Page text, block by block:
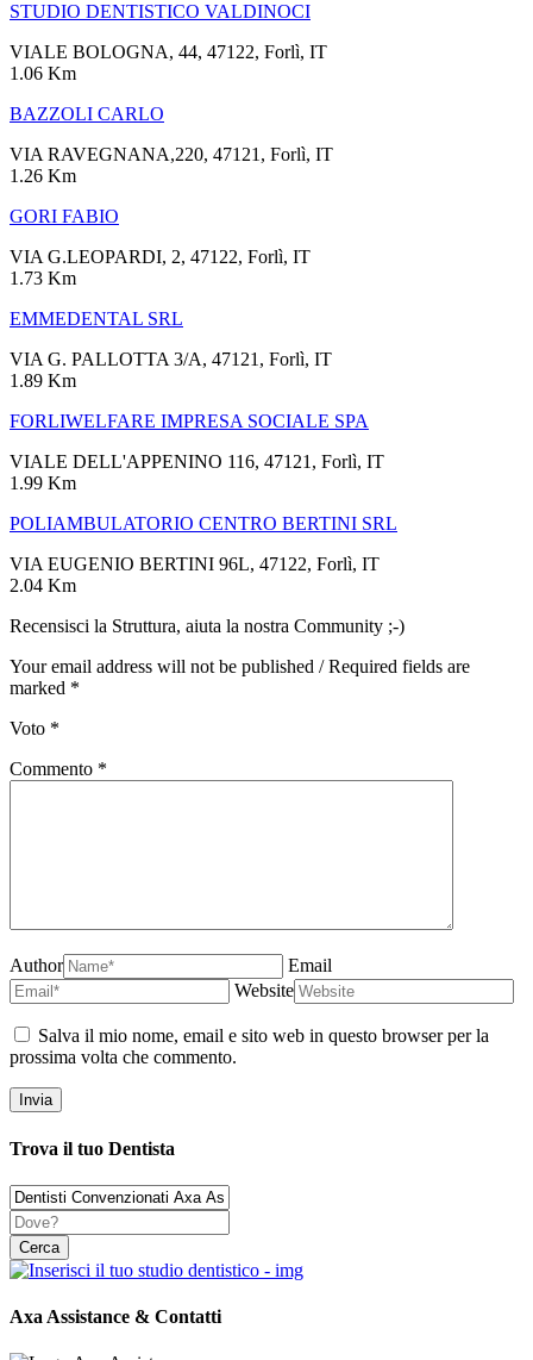
STUDIO DENTISTICO VALDINOCI
VIALE BOLOGNA, 44, 47122, Forlì, IT
1.06 Km
BAZZOLI CARLO
VIA RAVEGNANA,220, 47121, Forlì, IT
1.26 Km
GORI FABIO
VIA G.LEOPARDI, 2, 47122, Forlì, IT
1.73 Km
EMMEDENTAL SRL
VIA G. PALLOTTA 3/A, 47121, Forlì, IT
1.89 Km
FORLIWELFARE IMPRESA SOCIALE SPA
VIALE DELL'APPENINO 116, 47121, Forlì, IT
1.99 Km
POLIAMBULATORIO CENTRO BERTINI SRL
VIA EUGENIO BERTINI 96L, 47122, Forlì, IT
2.04 Km
Recensisci la Struttura, aiuta la nostra Community ;-)
Your email address will not be published / Required fields are
marked *
Voto *
Commento *
Author
Email
Website
Salva il mio nome, email e sito web in questo browser per la
prossima volta che commento.
Trova il tuo Dentista
Axa Assistance & Contatti